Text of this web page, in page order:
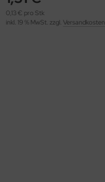
0,13 € pro Stk
inkl. 19 % MwSt. zzgl. Versandkosten